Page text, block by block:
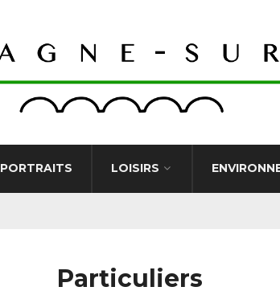
PORTRAITS LOISIRS
Particuliers